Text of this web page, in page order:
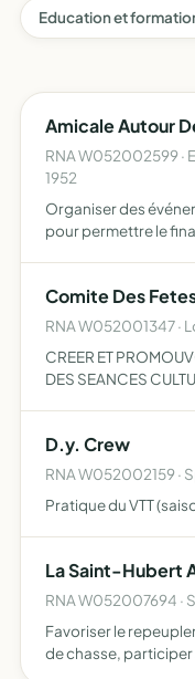
Education et
Amicale Autour
RNA W052002599 ·
1952
Organiser des
pour permettre le
Comite Des
RNA W052001347 ·
CREER ET
DES SEANCES
D.y. Crew
RNA W052002159 ·
Pratique du VTT
La Saint-Hubert
RNA W052007694 ·
Favoriser le
de chasse,